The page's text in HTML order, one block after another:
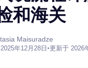
和海关
Maisuradze
2025年12月28日 •更新于 2026